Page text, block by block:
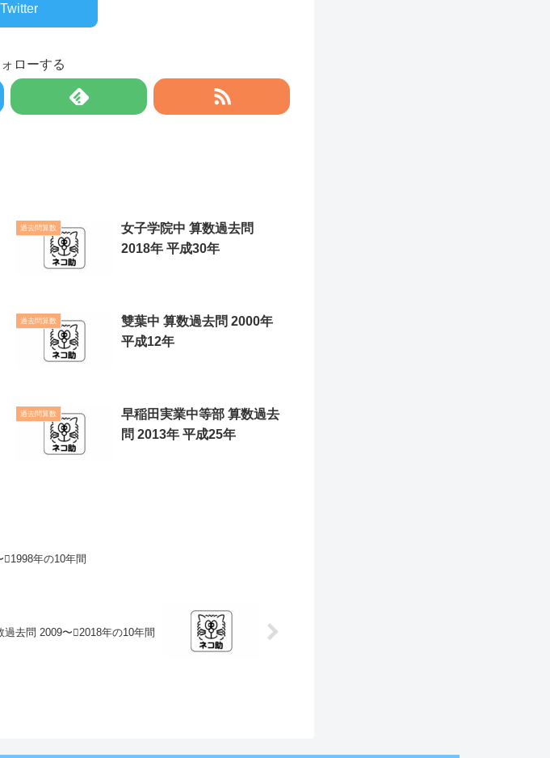
Twitter
ローする
過去問算数
女子学院中 算数過去問
2018年 平成30年
過去問算数
雙葉中 算数過去問 2000年
平成12年
過去問算数
早稲田実業中等部 算数過去
問 2013年 平成25年
年の10年間
過去問 2009〜2018年の10年間